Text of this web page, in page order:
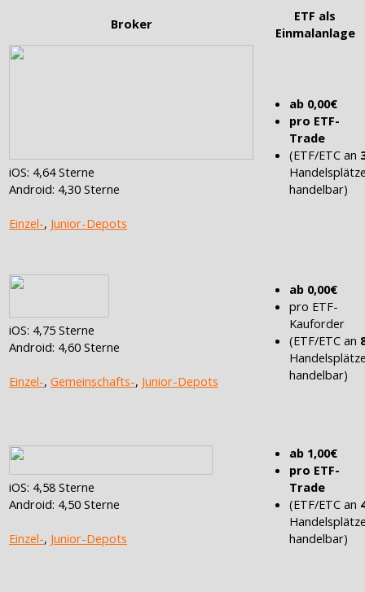
Broker
ETF als
Einmalanlage
iOS: 4,64 Sterne
Android: 4,30 Sterne
Einzel-, Junior-Depots
ab 0,00€
pro ETF-
Trade
(ETF/ETC an
handelbar)
iOS: 4,75 Sterne
Android: 4,60 Sterne
Einzel-, Gemeinschafts-, Junior-Depots
ab 0,00€
pro ETF-
Kauforder
(ETF/ETC an
handelbar)
iOS: 4,58 Sterne
Android: 4,50 Sterne
Einzel-, Junior-Depots
ab 1,00€
pro ETF-
Trade
(ETF/ETC an
handelbar)